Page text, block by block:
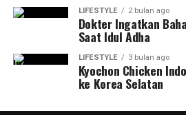
LIFESTYLE 2 bulan ago
Dokter Ingatkan
Saat Idul Adha
LIFESTYLE 3 bulan ago
Kyochon Chicken
ke Korea Selatan